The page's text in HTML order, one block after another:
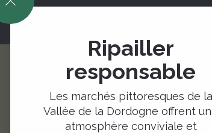
Ripailler
responsable
Les marchés pittoresques de la
Vallée de la Dordogne offrent
atmosphère conviviale et
A lire